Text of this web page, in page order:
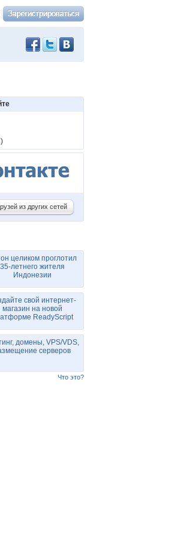
из других сетей
целиком проглотил
35-летнего жителя
Индонезии
свой интернет-
магазин на новой
ReadyScript
домены, VPS/VDS,
серверов
Что это?